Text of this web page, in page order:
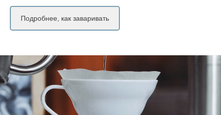
Подробнее, как заваривать